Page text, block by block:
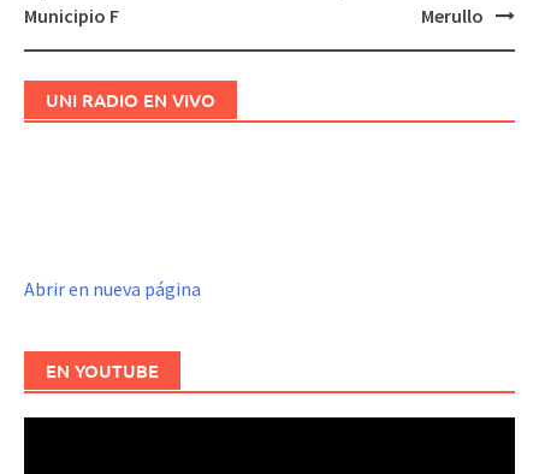
Municipio F
Merullo
UNI RADIO EN VIVO
Abrir en nueva página
EN YOUTUBE